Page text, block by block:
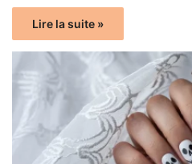
Lire la suite »